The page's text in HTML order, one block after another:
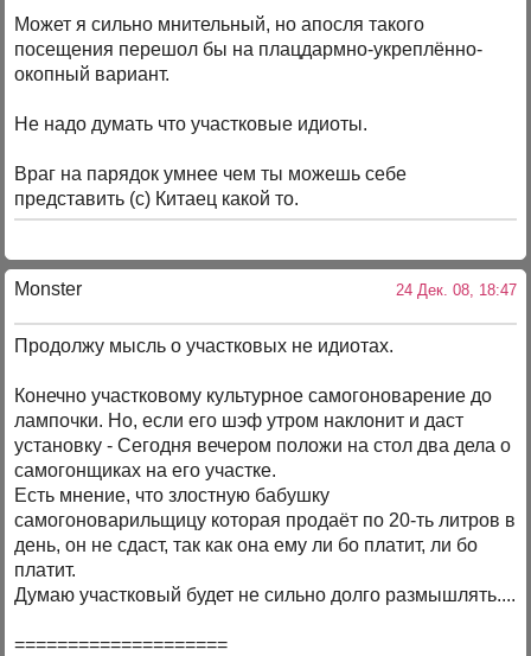
Может я сильно мнительный, но апосля такого
посещения перешол бы на плацдармно-укреплённо-
окопный вариант.
Не надо думать что участковые идиоты.
Враг на парядок умнее чем ты можешь себе
представить (с) Китаец какой то.
Monster 24 Дек. 08, 18:47
Продолжу мысль о участковых не идиотах.
Конечно участковому культурное самогоноварение до
лампочки. Но, если его шэф утром наклонит и даст
установку - Сегодня вечером положи на стол два дела о
самогонщиках на его участке.
Есть мнение, что злостную бабушку
самогоноварильщицу которая продаёт по 20-ть литров в
день, он не сдаст, так как она ему ли бо платит, ли бо
платит.
Думаю участковый будет не сильно долго размышлять....
====================